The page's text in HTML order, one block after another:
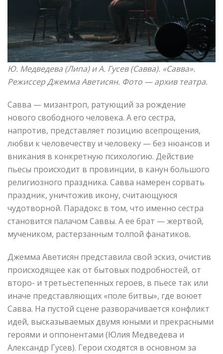
Ю. Медведева (Липа) и А. Гусев (Савва). «Савва».
Режиссер Джемма Аветисян. Фото —архив театра.
Савва — мизантроп, ратующий за рождение
нового свободного человека. А его сестра,
напротив, представляет позицию всепрощения,
любви к человечеству и человеку — без нюансов и
вникания в конкретную психологию. Действие
пьесы происходит в провинции, в канун большого
религиозного праздника. Савва намерен сорвать
праздник, уничтожив икону, считающуюся
чудотворной. Парадокс в том, что именно сестра
становится палачом Саввы. А ее брат — жертвой,
мучеником, растерзанным толпой фанатиков.
Джемма Аветисян представила свой эскиз, очистив
происходящее как от бытовых подробностей, от
второ- и третьестепенных героев, в пьесе так или
иначе представляющих «поле битвы», где воюет
Савва. На пустой сцене разворачивается конфликт
идей, высказываемых двумя юными и прекрасными
героями и оппонентами (Юлия Медведева и
Александр Гусев). Герои сходятся в основном за